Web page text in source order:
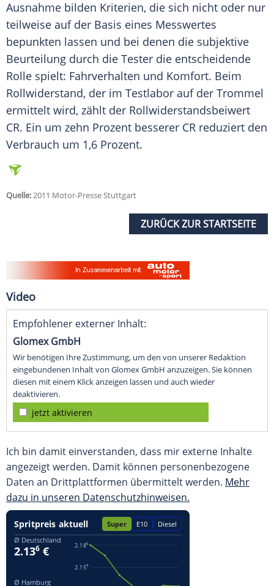
Ausnahme bilden Kriterien, die sich nicht oder nur
teilweise auf der Basis eines Messwertes
bepunkten lassen und bei denen die subjektive
Beurteilung durch die Tester die entscheidende
Rolle spielt: Fahrverhalten und Komfort. Beim
Rollwiderstand, der im Testlabor auf der Trommel
ermittelt wird, zählt der Rollwiderstandsbeiwert
CR. Ein um zehn Prozent besserer CR reduziert den
Verbrauch um 1,6 Prozent.
Quelle:2011 Motor-Presse Stuttgart
ZURÜCK ZUR STARTSEITE
Video
Empfohlener externer Inhalt:
Glomex GmbH
Wir benötigen Ihre Zustimmung, um den von unserer Redaktion
eingebundenen Inhalt von Glomex GmbH anzuzeigen. Sie können
diesen mit einem Klick anzeigen lassen und auch wieder
deaktivieren.
jetzt aktivieren
Ich bin damit einverstanden, dass mir externe Inhalte
angezeigt werden. Damit können personenbezogene
Daten an Drittplattformen übermittelt werden. Mehr
dazu in unseren Datenschutzhinweisen.